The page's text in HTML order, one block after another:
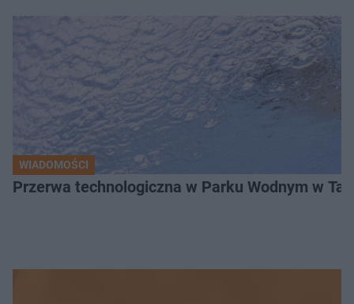
WIADOMOŚCI
Przerwa technologiczna w Parku Wodnym w